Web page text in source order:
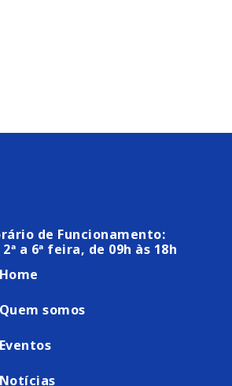
de Funcionamento:
2ª a 6ª feira, de 09h às 18h
Home
Quem somos
Eventos
Notícias